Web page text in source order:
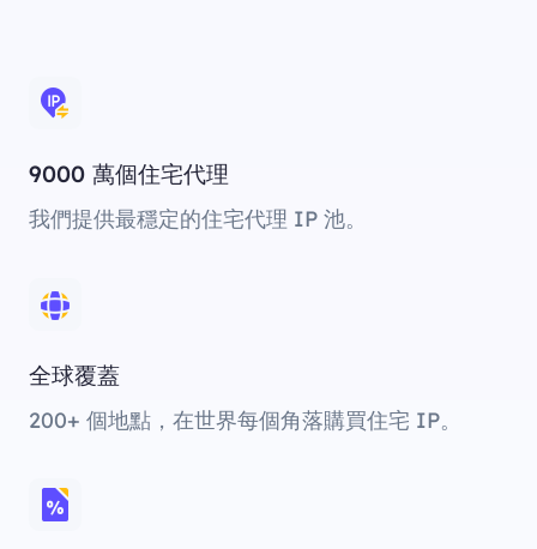
9000 萬個住宅代理
我們提供最穩定的住宅代理 IP 池。
全球覆蓋
200+ 個地點，在世界每個角落購買住宅 IP。